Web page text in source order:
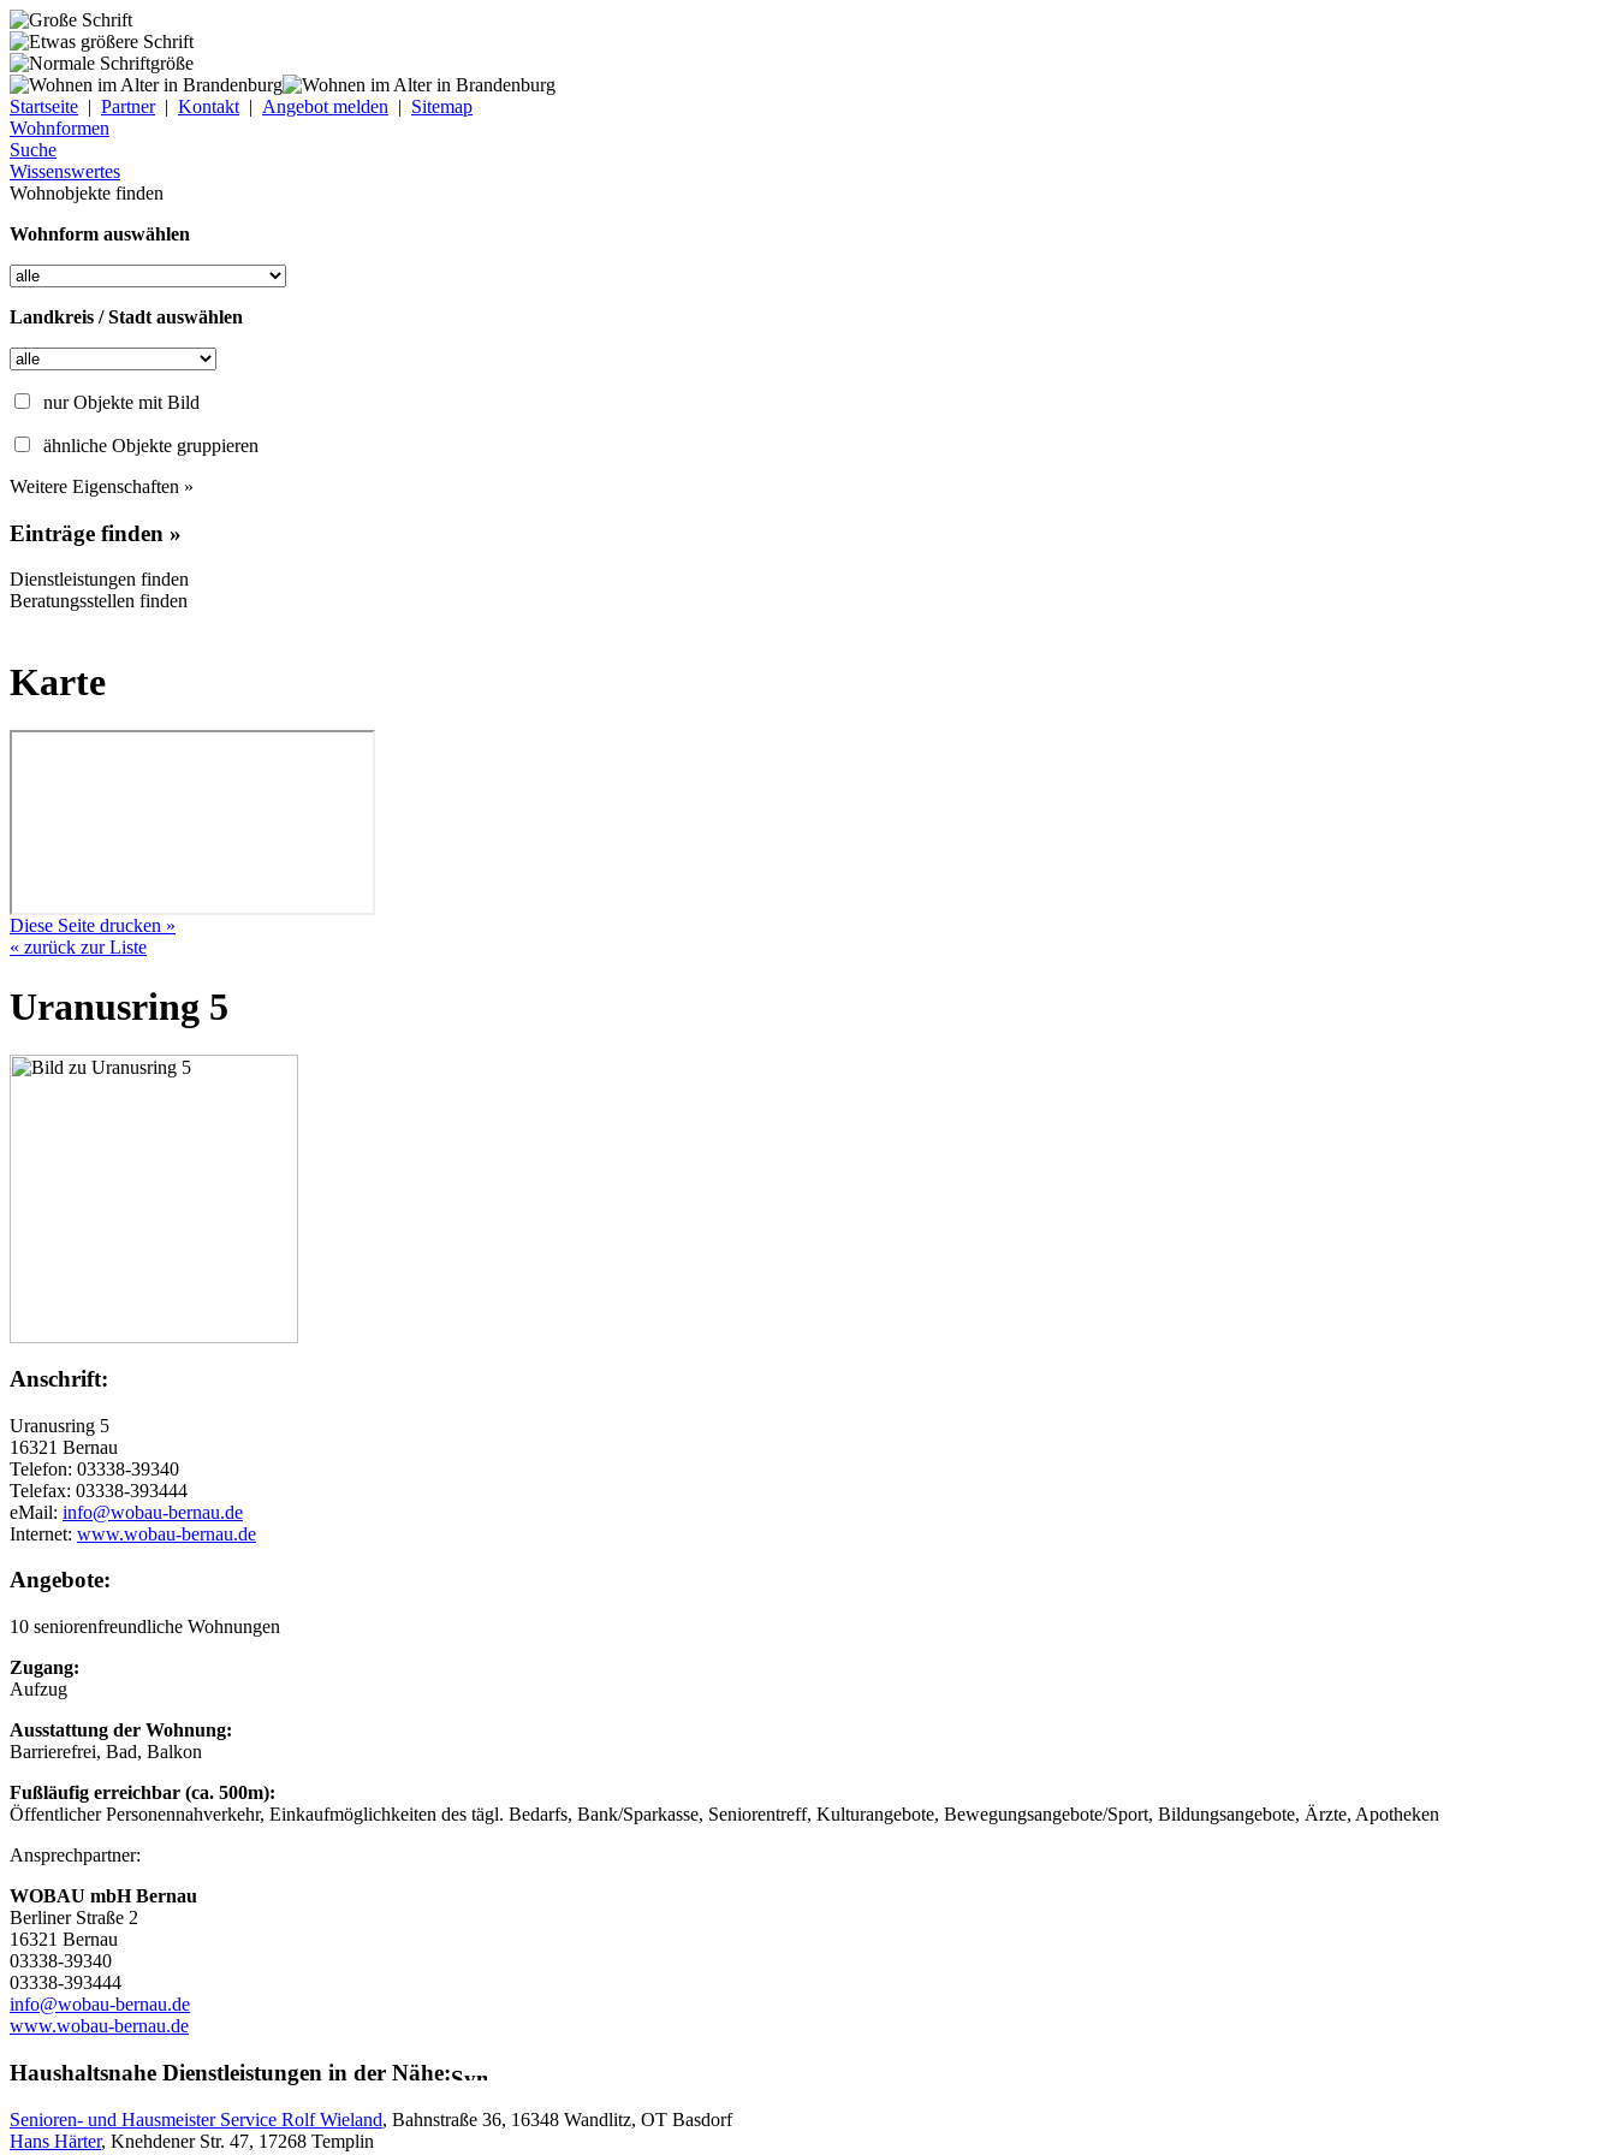
Startseite | Partner| Kontakt | Angebot melden | Sitemap
Wohnformen
Suche
Wissenswertes
Wohnobjekte finden
Wohnform auswählen
Landkreis / Stadt auswählen
nur Objekte mit Bild
ähnliche Objekte gruppieren
Weitere Eigenschaften »
Einträge finden »
Dienstleistungen finden
Beratungsstellen finden
Karte
Diese Seite drucken »
« zurück zur Liste
Uranusring 5
Anschrift:
Uranusring 5
16321 Bernau
Telefon: 03338-39340
Telefax: 03338-393444
eMail: info@wobau-bernau.de
Internet: www.wobau-bernau.de
Angebote:
10 seniorenfreundliche Wohnungen
Zugang:
Aufzug
Ausstattung der Wohnung:
Barrierefrei, Bad, Balkon
Fußläufig erreichbar (ca. 500m):
Öffentlicher Personennahverkehr, Einkaufmöglichkeiten des tägl. Bedarfs, Bank/Sparkasse, Seniorentreff, Kulturangebote, Bewegungsangebote/Sport, Bildungsangebote, Ärzte, Apotheken
Ansprechpartner:
WOBAU mbH Bernau
Berliner Straße 2
16321 Bernau
03338-39340
03338-393444
info@wobau-bernau.de
www.wobau-bernau.de
Haushaltsnahe Dienstleistungen in der Nähe:
Senioren- und Hausmeister Service Rolf Wieland, Bahnstraße 36, 16348 Wandlitz, OT Basdorf
Hans Härter, Knehdener Str. 47, 17268 Templin